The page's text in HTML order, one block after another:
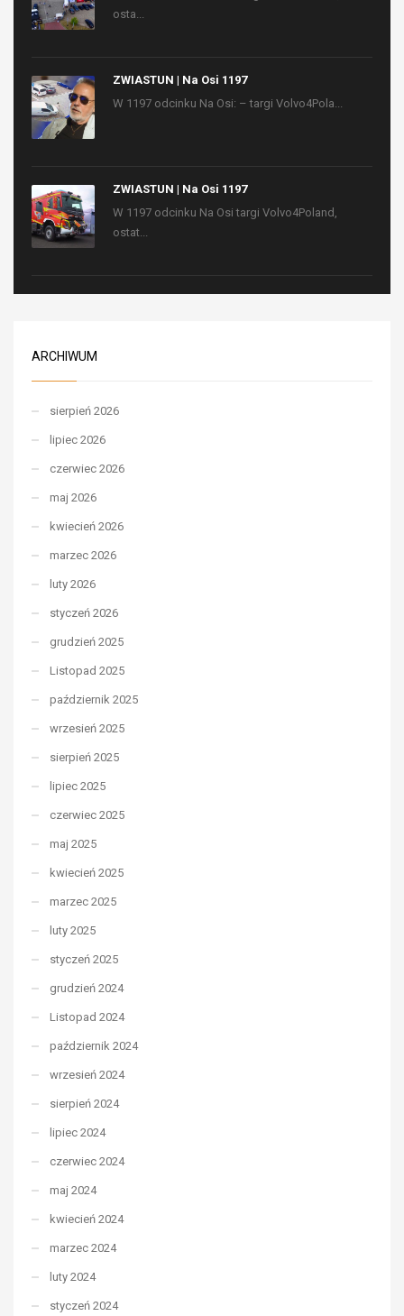
osta...
ZWIASTUN | Na Osi 1197
W 1197 odcinku Na Osi: – targi Volvo4Pola...
ZWIASTUN | Na Osi 1197
W 1197 odcinku Na Osi targi Volvo4Poland,
ostat...
ARCHIWUM
sierpień 2026
lipiec 2026
czerwiec 2026
maj 2026
kwiecień 2026
marzec 2026
luty 2026
styczeń 2026
grudzień 2025
Listopad 2025
październik 2025
wrzesień 2025
sierpień 2025
lipiec 2025
czerwiec 2025
maj 2025
kwiecień 2025
marzec 2025
luty 2025
styczeń 2025
grudzień 2024
Listopad 2024
październik 2024
wrzesień 2024
sierpień 2024
lipiec 2024
czerwiec 2024
maj 2024
kwiecień 2024
marzec 2024
luty 2024
styczeń 2024